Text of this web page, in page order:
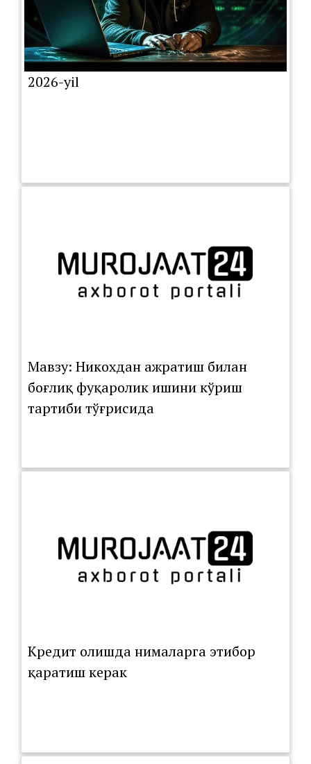
2026-yil
Мавзу: Никохдан ажратиш билан
боғлиқ фуқаролик ишини кўриш
тартиби тўғрисида
Кредит олишда нималарга этибор
қаратиш керак